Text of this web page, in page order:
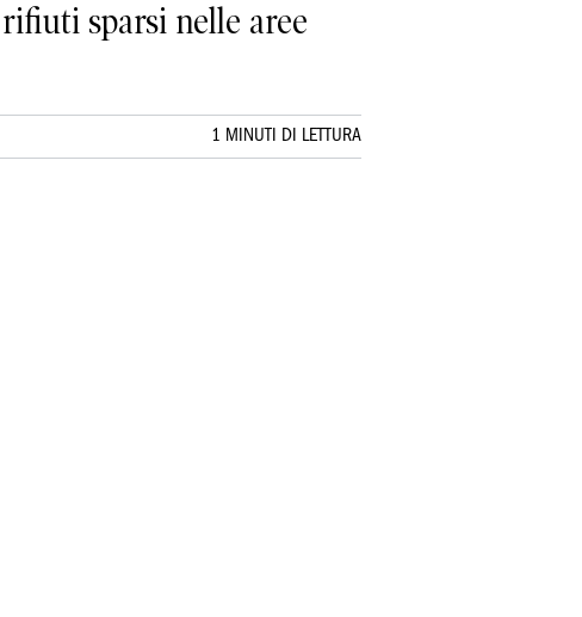
sparsi nelle aree
1 MINUTI DI LETTURA